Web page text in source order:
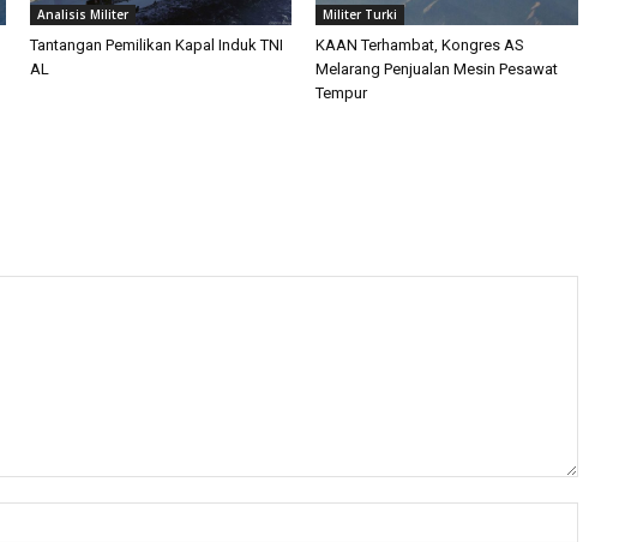
Analisis Militer
Tantangan Pemilikan Kapal Induk TNI
AL
Militer Turki
KAAN Terhambat, Kongres AS
Melarang Penjualan Mesin Pesawat
Tempur